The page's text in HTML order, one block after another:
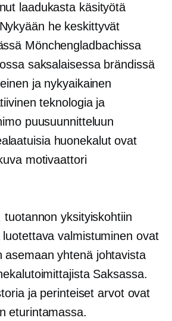
laadukasta käsityötä
he keskittyvät
Mönchengladbachissa
saksalaisessa brändissä
ja nykyaikainen
teknologia ja
puusuunnitteluun
huonekalut ovat
motivaattori
tuotannon yksityiskohtiin
luotettava valmistuminen ovat
asemaan yhtenä johtavista
Saksassa.
ja perinteiset arvot ovat
eturintamassa.